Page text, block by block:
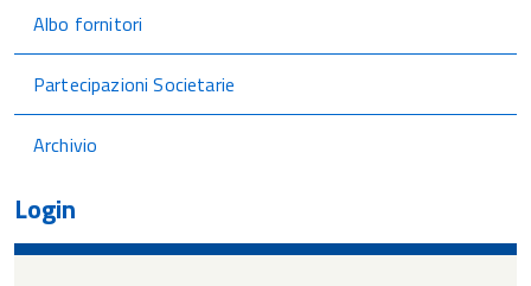
Albo fornitori
Partecipazioni Societarie
Archivio
Login